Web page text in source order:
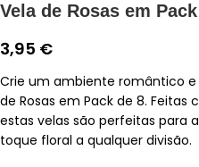
Vela de Rosas em
3,95 €
Crie um ambiente romântico e
de Rosas em Pack de 8. Feitas
estas velas são perfeitas para
toque floral a qualquer divisão.